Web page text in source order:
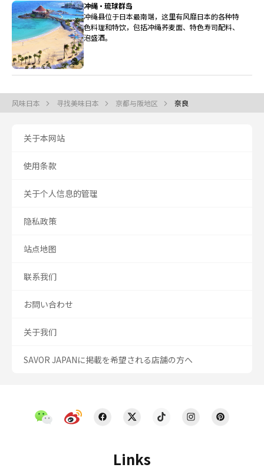
冲绳・琉球群岛
冲绳县位于日本最南端，这里有风靡日本的各种特
色料理和特饮，包括冲绳荞麦面、特色寿司配料、
泡盛酒。
风味日本 寻找美味日本 京都与阪地区 奈良
Links
关于本网站
使用条款
关于个人信息的管理
隐私政策
站点地图
联系我们
お問い合わせ
关于我们
SAVOR JAPANに掲載を希望される店舗の方へ